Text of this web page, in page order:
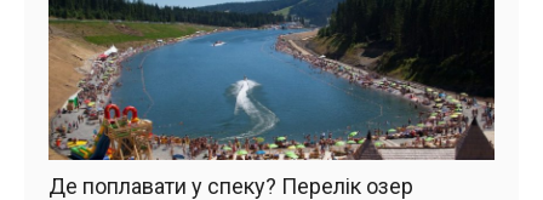
Де поплавати у спеку? Перелік озер